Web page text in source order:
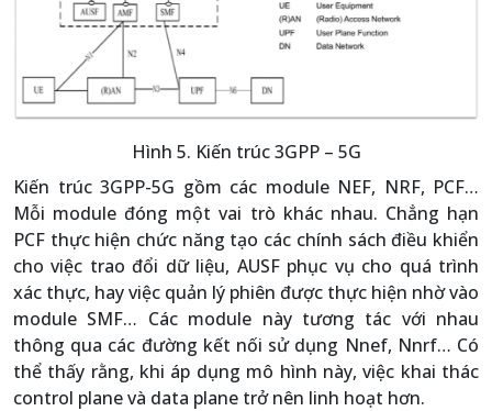
Hình 5. Kiến trúc 3GPP – 5G
Kiến trúc 3GPP-5G gồm các module NEF, NRF, PCF…
Mỗi module đóng một vai trò khác nhau. Chẳng hạn
PCF thực hiện chức năng tạo các chính sách điều khiển
cho việc trao đổi dữ liệu, AUSF phục vụ cho quá trình
xác thực, hay việc quản lý phiên được thực hiện nhờ vào
module SMF… Các module này tương tác với nhau
thông qua các đường kết nối sử dụng Nnef, Nnrf… Có
thể thấy rằng, khi áp dụng mô hình này, việc khai thác
control plane và data plane trở nên linh hoạt hơn.